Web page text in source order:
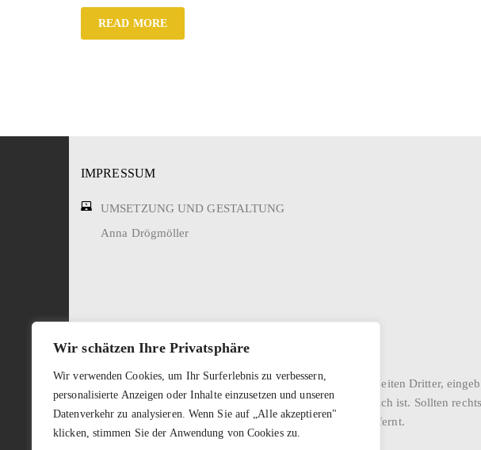
Wir schätzen Ihre Privatsphäre
Wir verwenden Cookies, um Ihr Surferlebnis zu verbessern,
personalisierte Anzeigen oder Inhalte einzusetzen und unseren
Datenverkehr zu analysieren. Wenn Sie auf „Alle akzeptieren"
klicken, stimmen Sie der Anwendung von Cookies zu.
READ MORE
IMPRESSUM
UMSETZUNG UND GESTALTUNG
Anna Drögmöller
HINWEIS ZU EXTERNEN LINKS
Auf unseren Internetseiten sind Links zu externen Webseiten Dritter,
sind der jeweilige Anbieter oder Betreiber ver- antwortlich ist. Sollten
bekannt werden, werden derartige Links umgehend entfernt.